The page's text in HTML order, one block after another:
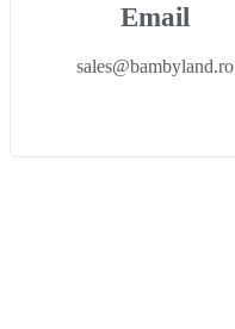
Email
sales@bambyland.ro​